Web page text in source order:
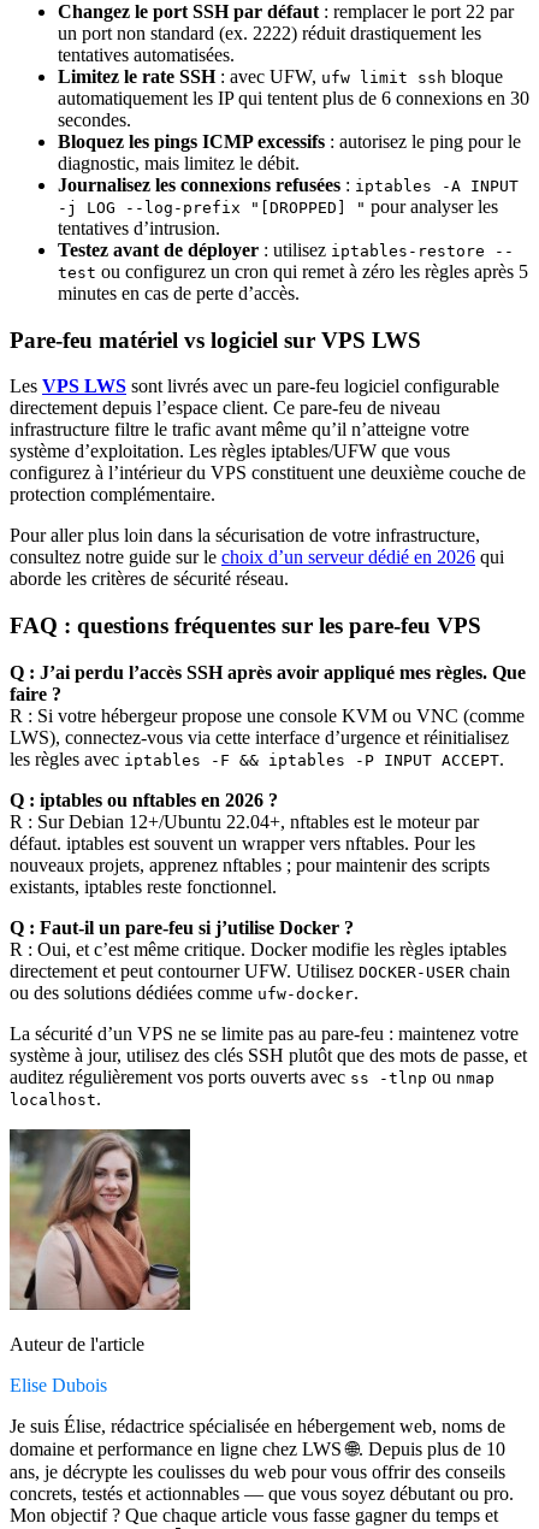
Changez le port SSH par défaut : remplacer le port 22 par
un port non standard (ex. 2222) réduit drastiquement les
tentatives automatisées.
Limitez le rate SSH: avec UFW, ufw limit ssh bloque
automatiquement les IP qui tentent plus de 6 connexions en 30
secondes.
Bloquez les pings ICMP excessifs : autorisez le ping pour le
diagnostic, mais limitez le débit.
Journalisez les connexions refusées : iptables -A INPUT
-j LOG --log-prefix "[DROPPED] " pour analyser les
tentatives d’intrusion.
Testez avant de déployer : utilisez iptables-restore --
test ou configurez un cron qui remet à zéro les règles après 5
minutes en cas de perte d’accès.
Pare-feu matériel vs logiciel sur VPS LWS
Les VPS LWS sont livrés avec un pare-feu logiciel configurable
directement depuis l’espace client. Ce pare-feu de niveau
infrastructure filtre le trafic avant même qu’il n’atteigne votre
système d’exploitation. Les règles iptables/UFW que vous
configurez à l’intérieur du VPS constituent une deuxième couche de
protection complémentaire.
Pour aller plus loin dans la sécurisation de votre infrastructure,
consultez notre guide sur le choix d’un serveur dédié en 2026 qui
aborde les critères de sécurité réseau.
FAQ : questions fréquentes sur les pare-feu VPS
Q : J’ai perdu l’accès SSH après avoir appliqué mes règles. Que
faire ?
R : Si votre hébergeur propose une console KVM ou VNC (comme
LWS), connectez-vous via cette interface d’urgence et réinitialisez
les règles avec iptables -F && iptables -P INPUT ACCEPT.
Q : iptables ou nftables en 2026 ?
R : Sur Debian 12+/Ubuntu 22.04+, nftables est le moteur par
défaut. iptables est souvent un wrapper vers nftables. Pour les
nouveaux projets, apprenez nftables ; pour maintenir des scripts
existants, iptables reste fonctionnel.
Q : Faut-il un pare-feu si j’utilise Docker ?
R : Oui, et c’est même critique. Docker modifie les règles iptables
directement et peut contourner UFW. Utilisez DOCKER-USER chain
ou des solutions dédiées comme ufw-docker.
La sécurité d’un VPS ne se limite pas au pare-feu : maintenez votre
système à jour, utilisez des clés SSH plutôt que des mots de passe, et
auditez régulièrement vos ports ouverts avec ss -tlnp ou nmap
localhost.
Auteur de l'article
Elise Dubois
Je suis Élise, rédactrice spécialisée en hébergement web, noms de
domaine et performance en ligne chez LWS 🌐. Depuis plus de 10
ans, je décrypte les coulisses du web pour vous offrir des conseils
concrets, testés et actionnables — que vous soyez débutant ou pro.
Mon objectif ? Que chaque article vous fasse gagner du temps et